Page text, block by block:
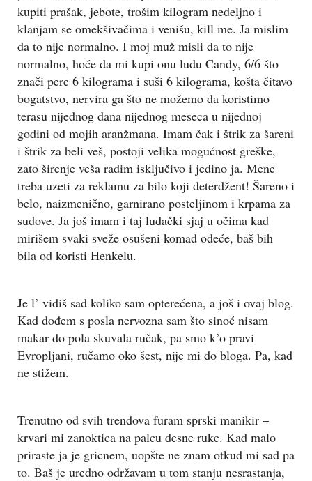
kupiti prašak, jebote, trošim kilogram nedeljno i
klanjam se omekšivačima i venišu, kill me. Ja mislim
da to nije normalno. I moj muž misli da to nije
normalno, hoće da mi kupi onu ludu Candy, 6/6 što
znači pere 6 kilograma i suši 6 kilograma, košta čitavo
bogatstvo, nervira ga što ne možemo da koristimo
terasu nijednog dana nijednog meseca u nijednoj
godini od mojih aranžmana. Imam čak i štrik za šareni
i štrik za beli veš, postoji velika mogućnost greške,
zato širenje veša radim isključivo i jedino ja. Mene
treba uzeti za reklamu za bilo koji deterdžent! Šareno i
belo, naizmenično, garnirano posteljinom i krpama za
sudove. Ja još imam i taj ludački sjaj u očima kad
mirišem svaki sveže osušeni komad odeće, baš bih
bila od koristi Henkelu.
Je l’ vidiš sad koliko sam opterećena, a još i ovaj blog.
Kad dođem s posla nervozna sam što sinoć nisam
makar do pola skuvala ručak, pa smo k’o pravi
Evropljani, ručamo oko šest, nije mi do bloga. Pa, kad
ne stižem.
Trenutno od svih trendova furam sprski manikir –
krvari mi zanoktica na palcu desne ruke. Kad malo
priraste ja je gricnem, uopšte ne znam otkud mi sad pa
to. Baš je uredno održavam u tom stanju nesrastanja,